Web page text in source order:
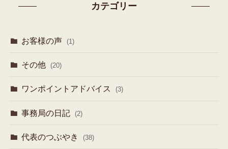
カテゴリー
お客様の声 (1)
その他 (20)
ワンポイントアドバイス (3)
事務局の日記 (2)
代表のつぶやき (38)